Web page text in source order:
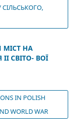
СІЛЬСЬКОГО,
МІСТ НА
СВІТО- ВОЇ
IN POLISH
WORLD WAR